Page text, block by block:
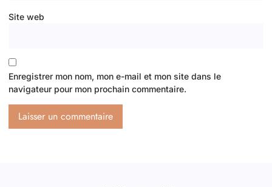
Site web
Enregistrer mon nom, mon e-mail et mon site dans le
navigateur pour mon prochain commentaire.